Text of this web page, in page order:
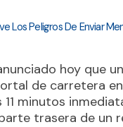
Los Peligros De Enviar
hoy que
de carretera
minutos
trasera de un